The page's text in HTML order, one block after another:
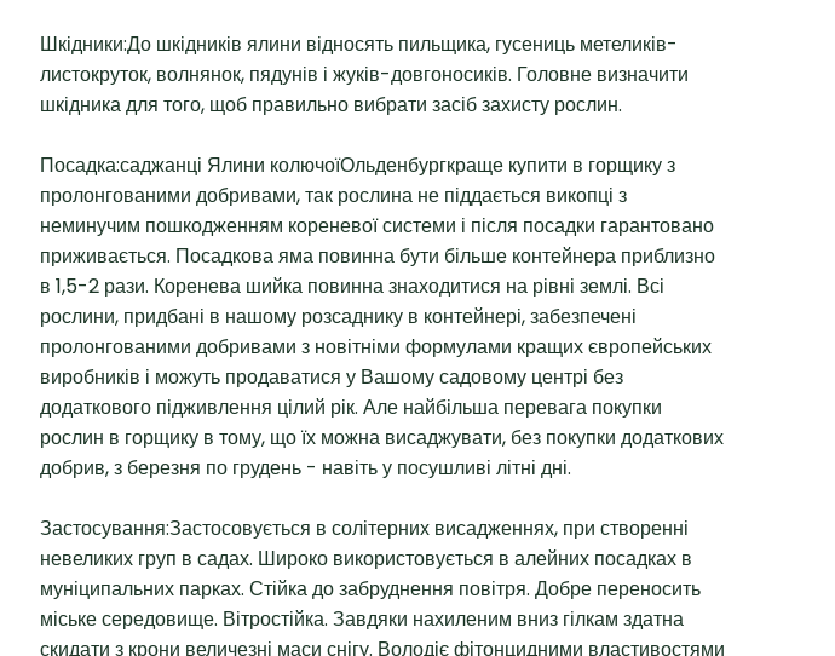
Шкідники:До шкідників ялини відносять пильщика, гусениць метеликів-
листокруток, волнянок, пядунів і жуків-довгоносиків. Головне визначити
шкідника для того, щоб правильно вибрати засіб захисту рослин.
Посадка:саджанці Ялини колючоїОльденбургкраще купити в горщику з
пролонгованими добривами, так рослина не піддається викопці з
неминучим пошкодженням кореневої системи і після посадки гарантовано
приживається. Посадкова яма повинна бути більше контейнера приблизно
в 1,5-2 рази. Коренева шийка повинна знаходитися на рівні землі. Всі
рослини, придбані в нашому розсаднику в контейнері, забезпечені
пролонгованими добривами з новітніми формулами кращих європейських
виробників і можуть продаватися у Вашому садовому центрі без
додаткового підживлення цілий рік. Але найбільша перевага покупки
рослин в горщику в тому, що їх можна висаджувати, без покупки додаткових
добрив, з березня по грудень - навіть у посушливі літні дні.
Застосування:Застосовується в солітерних висадженнях, при створенні
невеликих груп в садах. Широко використовується в алейних посадках в
муніципальних парках. Стійка до забруднення повітря. Добре переносить
міське середовище. Вітростійка. Завдяки нахиленим вниз гілкам здатна
скидати з крони величезні маси снігу. Володіє фітонцидними властивостями